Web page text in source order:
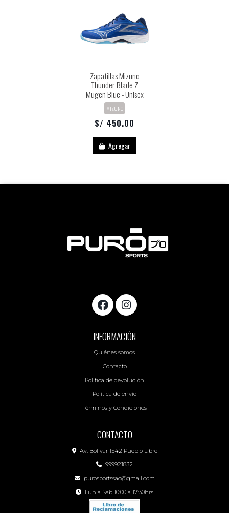
Zapatillas Mizuno
Thunder Blade Z
Mugen Blue - Unisex
MIZUNO
S/ 450.00
Agregar
INFORMACIÓN
Quiénes somos
Contacto
Política de devolución
Política de envío
Términos y Condiciones
CONTACTO
Av. Bolívar 1542 Pueblo Libre
999921832
purosportssac@gmail.com
Lun a Sáb 10:00 a 17:30hrs